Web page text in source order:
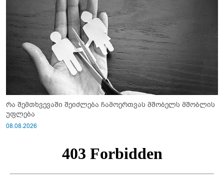
რა შემთხვევაში შეიძლება ჩამოერთვას მშობელს მშობლის
უფლება
08.08.2026